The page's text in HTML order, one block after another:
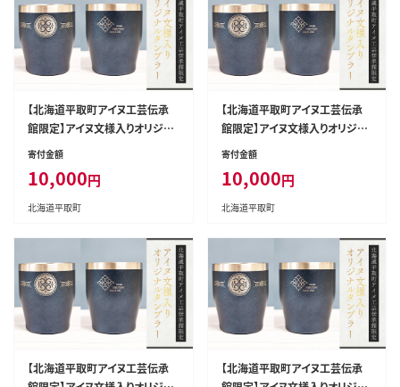
【北海道平取町アイヌ工芸伝承
館限定】アイヌ文様入りオリジナ
ルタンブラー【NO.10】 BRTA01
寄付金額
10,000円
北海道平取町
【北海道平取町アイヌ工芸伝承
館限定】アイヌ文様入りオリジナ
ルタンブラー【NO.11】 BRTA01
寄付金額
10,000円
北海道平取町
【北海道平取町アイヌ工芸伝承
【北海道平取町アイヌ工芸伝承